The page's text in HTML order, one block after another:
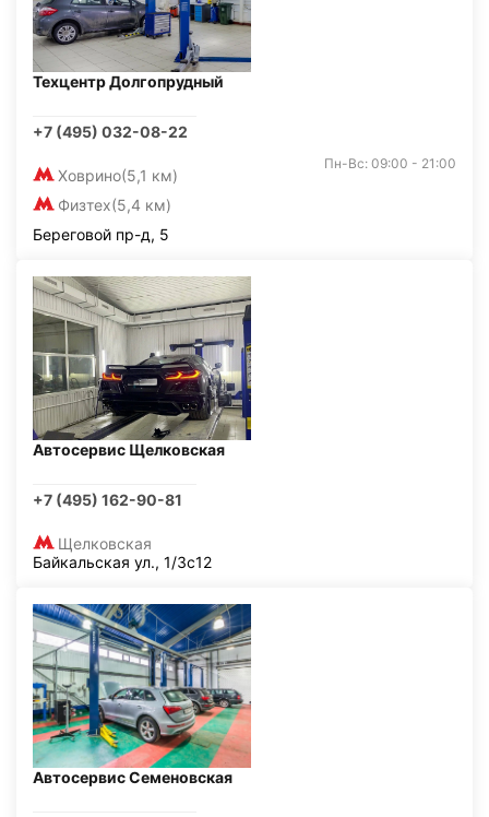
Техцентр Долгопрудный
+7 (495) 032-08-22
Ховрино(5,1 км)
Физтех(5,4 км)
Пн-Вс: 09:00 - 21:00
Береговой пр-д, 5
Автосервис Щелковская
+7 (495) 162-90-81
Щелковская
Байкальская ул., 1/3с12
Автосервис Семеновская